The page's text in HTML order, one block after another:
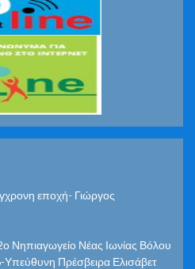
εποχή- Γιώργος
Νηπιαγωγείο Νέας Ιωνίας Βόλου
Υπεύθυνη Πρέσβειρα Ελισάβετ